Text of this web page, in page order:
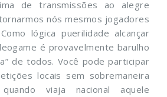
de transmissões ao alegre
nós mesmos jogadores
lógica puerilidade alcançar
é provavelmente barulho
de todos. Você pode participar
locais sem sobremaneira
viaja nacional aquele